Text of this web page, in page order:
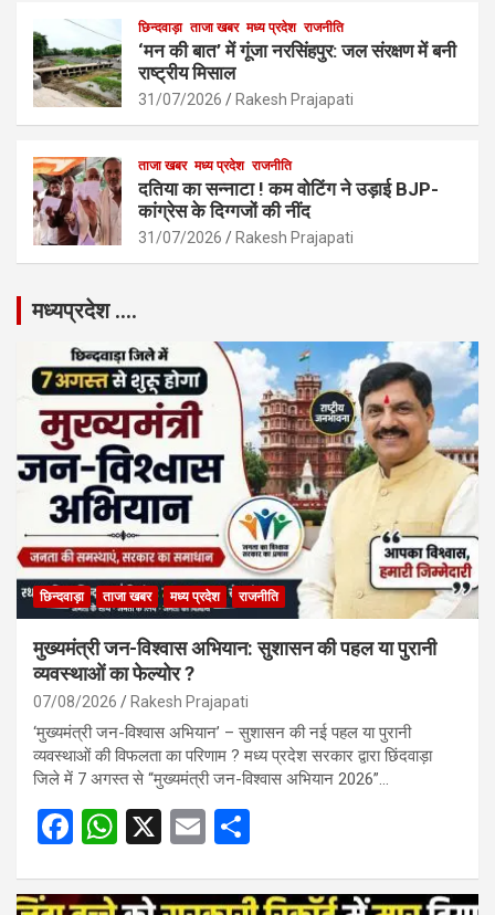
छिन्दवाड़ा ताजा खबर मध्य प्रदेश राजनीति
‘मन की बात’ में गूंजा नरसिंहपुर: जल संरक्षण में बनी
राष्ट्रीय मिसाल
31/07/2026 Rakesh Prajapati
ताजा खबर मध्य प्रदेश राजनीति
दतिया का सन्नाटा ! कम वोटिंग ने उड़ाई BJP-
कांग्रेस के दिग्गजों की नींद
31/07/2026 Rakesh Prajapati
मध्यप्रदेश ….
छिन्दवाड़ा ताजा खबर मध्य प्रदेश राजनीति
मुख्यमंत्री जन-विश्वास अभियान: सुशासन की पहल या पुरानी
व्यवस्थाओं का फेल्योर ?
07/08/2026 Rakesh Prajapati
‘मुख्यमंत्री जन-विश्वास अभियान’ – सुशासन की नई पहल या पुरानी
व्यवस्थाओं की विफलता का परिणाम ? मध्य प्रदेश सरकार द्वारा छिंदवाड़ा
जिले में 7 अगस्त से “मुख्यमंत्री जन-विश्वास अभियान 2026”…
F
ce
W
at
X
E
ail ar